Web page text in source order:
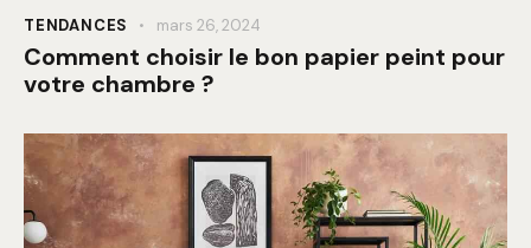
TENDANCES mars 26, 2024
Comment choisir le bon papier peint pour
votre chambre ?